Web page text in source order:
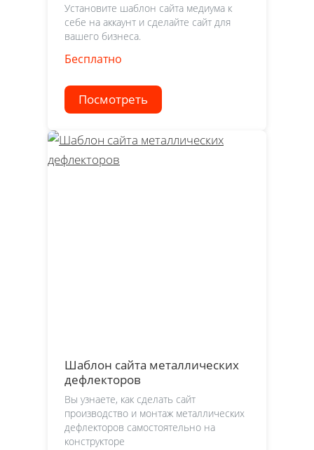
Установите шаблон сайта медиума к
себе на аккаунт и сделайте сайт для
вашего бизнеса.
Бесплатно
Посмотреть
Шаблон cайта металлических
дефлекторов
Вы узнаете, как сделать cайт
производство и монтаж металлических
дефлекторов самостоятельно на
конструкторе